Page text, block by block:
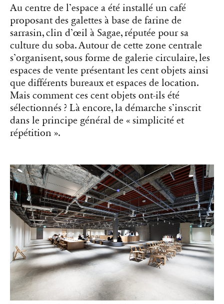
Au centre de l’espace a été installé un café
proposant des galettes à base de farine de
sarrasin, clin d’œil à Sagae, réputée pour sa
culture du soba. Autour de cette zone centrale
s’organisent, sous forme de galerie circulaire, les
espaces de vente présentant les cent objets ainsi
que différents bureaux et espaces de location.
Mais comment ces cent objets ont-ils été
sélectionnés ? Là encore, la démarche s’inscrit
dans le principe général de « simplicité et
répétition ».